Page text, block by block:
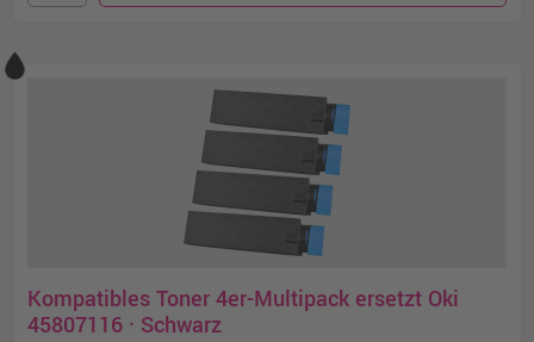
Kompatibles Toner 4er-Multipack ersetzt Oki
45807116 · Schwarz